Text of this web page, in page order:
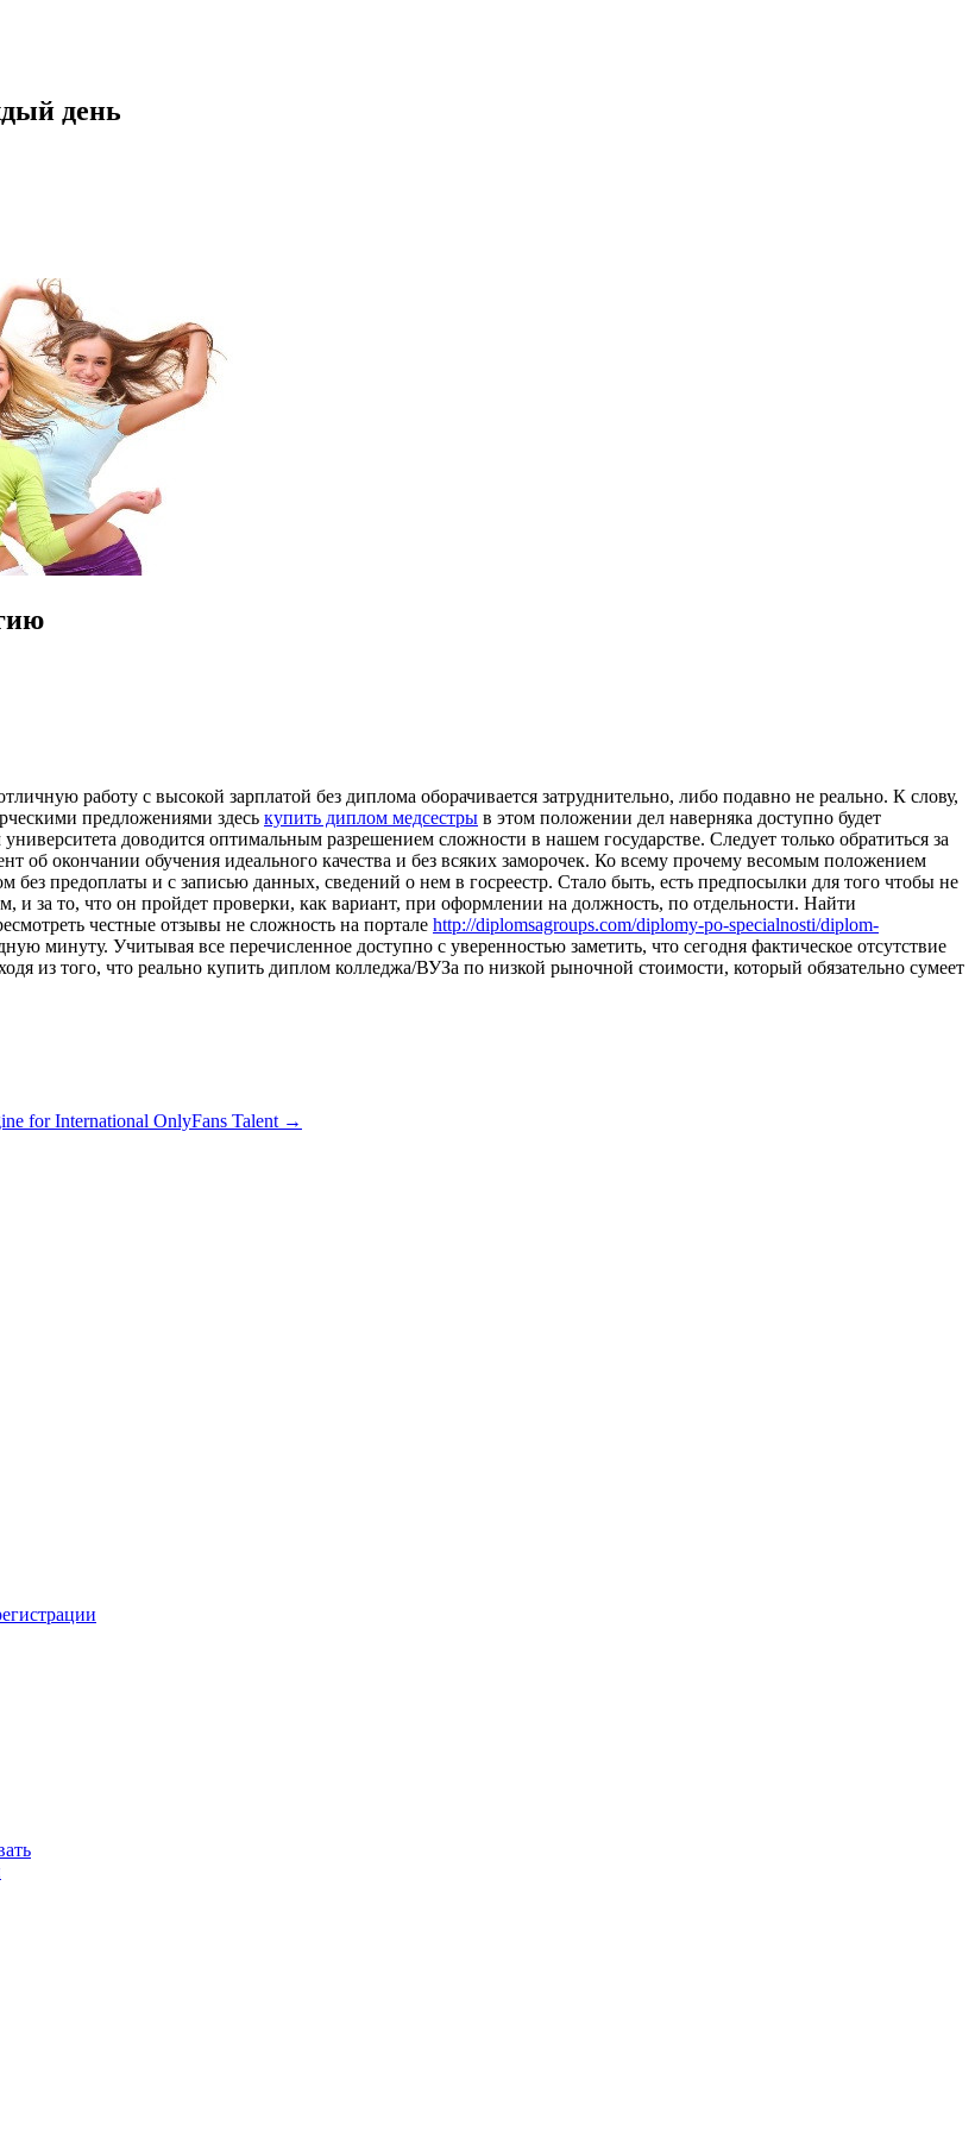
день
работу с высокой зарплатой без диплома оборачивается затруднительно, либо подавно не реально. К слову,
предложениями здесь купить диплом медсестры в этом положении дел наверняка доступно будет
доводится оптимальным разрешением сложности в нашем государстве. Следует только обратиться за
окончании обучения идеального качества и без всяких заморочек. Ко всему прочему весомым положением
предоплаты и с записью данных, сведений о нем в госреестр. Стало быть, есть предпосылки для того чтобы не
и за то, что он пройдет проверки, как вариант, при оформлении на должность, по отдельности. Найти
честные отзывы не сложность на портале http://diplomsagroups.com/diplomy-po-specialnosti/diplom-
минуту. Учитывая все перечисленное доступно с уверенностью заметить, что сегодня фактическое отсутствие
из того, что реально купить диплом колледжа/ВУЗа по низкой рыночной стоимости, который обязательно сумеет
for International OnlyFans Talent →